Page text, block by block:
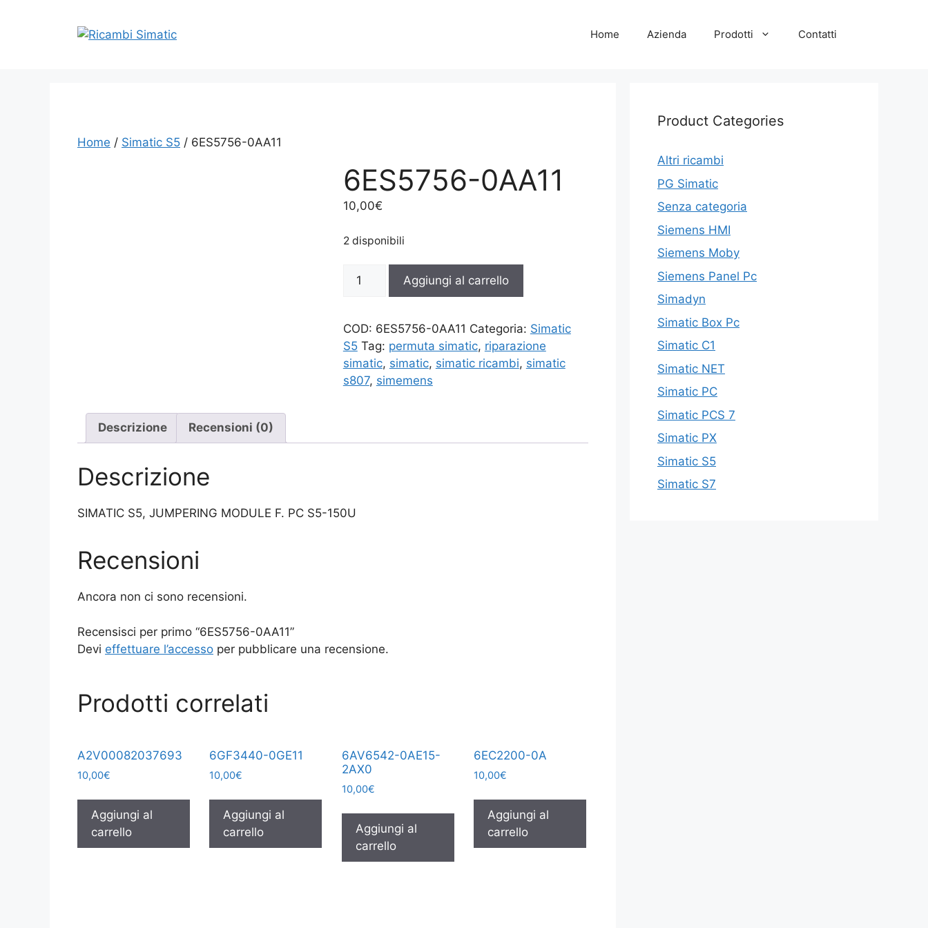
Home Azienda Prodotti Contatti
Home / Simatic S5 / 6ES5756-0AA11
6ES5756-0AA11
10,00€
2 disponibili
0AA11
Aggiungi al carrello
COD: 6ES5756-0AA11 Categoria: Simatic
S5 Tag: permuta simatic, riparazione
simatic, simatic, simatic ricambi, simatic
s807, simemens
Descrizione Recensioni (0)
Descrizione
SIMATIC S5, JUMPERING MODULE F. PC S5-150U
Recensioni
Ancora non ci sono recensioni.
Recensisci per primo “6ES5756-0AA11”
Devi effettuare l’accesso per pubblicare una recensione.
Prodotti correlati
A2V00082037693
10,00€
Aggiungi al
carrello
6GF3440-0GE11
10,00€
Aggiungi al
carrello
6AV6542-0AE15-
2AX0
10,00€
Aggiungi al
carrello
6EC2200-0A
10,00€
Aggiungi al
carrello
Product Categories
Altri ricambi
PG Simatic
Senza categoria
Siemens HMI
Siemens Moby
Siemens Panel Pc
Simadyn
Simatic Box Pc
Simatic C1
Simatic NET
Simatic PC
Simatic PCS 7
Simatic PX
Simatic S5
Simatic S7